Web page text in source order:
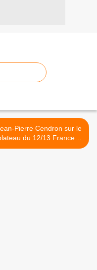
Pierre Cendron sur le
du 12/13 France 3
[vidéo] >